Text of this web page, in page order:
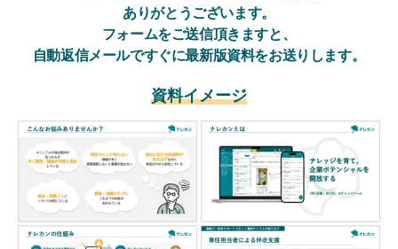
セキュリティ
よくある質問
資料ダウンロード
無料トライアル
ありがとうございます。
フォームをご送信頂きますと、
自動返信メールですぐに最新版資料をお送りします。
資料イメージ